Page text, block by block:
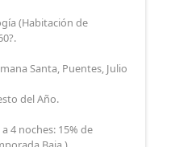
(Habitación de
Santa, Puentes, Julio
del Año.
4 noches: 15% de